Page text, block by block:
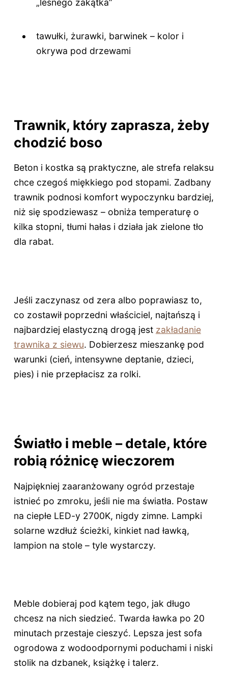
tawułki, żurawki, barwinek – kolor i
okrywa pod drzewami
Trawnik, który zaprasza, żeby
chodzić boso
Beton i kostka są praktyczne, ale strefa relaksu
chce czegoś miękkiego pod stopami. Zadbany
trawnik podnosi komfort wypoczynku bardziej,
niż się spodziewasz – obniża temperaturę o
kilka stopni, tłumi hałas i działa jak zielone tło
dla rabat.
Jeśli zaczynasz od zera albo poprawiasz to,
co zostawił poprzedni właściciel, najtańszą i
najbardziej elastyczną drogą jest zakładanie
trawnika z siewu. Dobierzesz mieszankę pod
warunki (cień, intensywne deptanie, dzieci,
pies) i nie przepłacisz za rolki.
Światło i meble – detale, które
robią różnicę wieczorem
Najpiękniej zaaranżowany ogród przestaje
istnieć po zmroku, jeśli nie ma światła. Postaw
na ciepłe LED-y 2700K, nigdy zimne. Lampki
solarne wzdłuż ścieżki, kinkiet nad ławką,
lampion na stole – tyle wystarczy.
Meble dobieraj pod kątem tego, jak długo
chcesz na nich siedzieć. Twarda ławka po 20
minutach przestaje cieszyć. Lepsza jest sofa
ogrodowa z wodoodpornymi poduchami i niski
stolik na dzbanek, książkę i talerz.